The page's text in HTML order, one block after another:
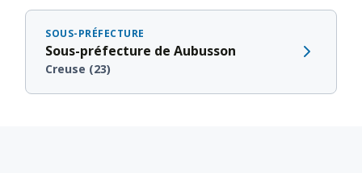
SOUS-PRÉFECTURE
Sous-préfecture de Aubusson
Creuse (23)